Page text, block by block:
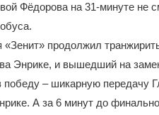
Фёдорова на 31-минуте не
«Зенит» продолжил
Энрике, и вышедший на
победу – шикарную передачу
А за 6 минут до